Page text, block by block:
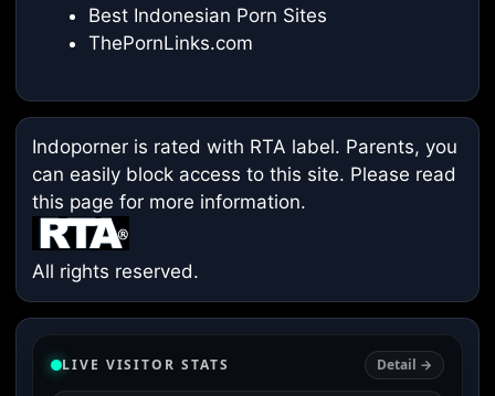
Best Indonesian Porn Sites
ThePornLinks.com
Indoporner is rated with RTA label. Parents, you
can easily block access to this site. Please read
this page for more information.
All rights reserved.
LIVE VISITOR STATS Detail →